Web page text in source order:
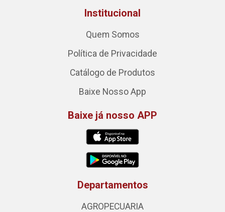
Institucional
Quem Somos
Política de Privacidade
Catálogo de Produtos
Baixe Nosso App
Baixe já nosso APP
Departamentos
AGROPECUARIA